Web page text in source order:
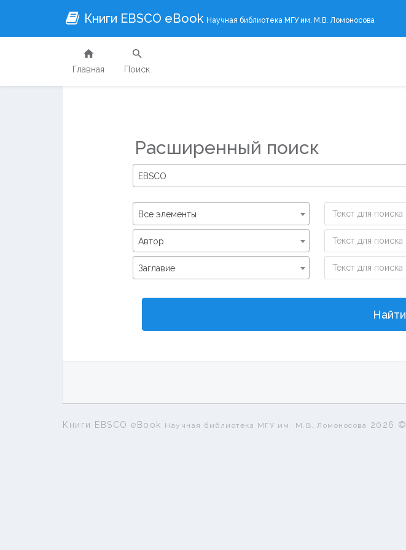
Книги EBSCO eBook Научная библиотека МГУ им. М.В. Ломоносова
Главная Поиск
Расширенный поиск
EBSCO
Все элементы
Автор
Заглавие
Книги EBSCO eBook Научная библиотека МГУ им. М.В. Ломоносова 2026 ©